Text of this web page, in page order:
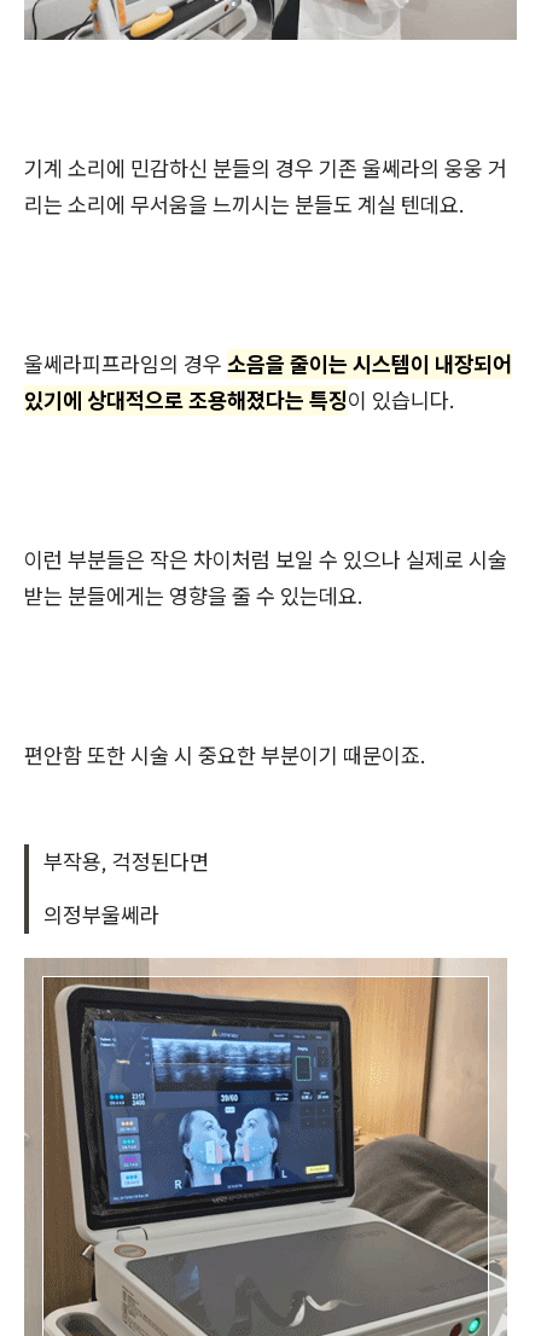
기계 소리에 민감하신 분들의 경우 기존 울쎄라의 웅웅 거
리는 소리에 무서움을 느끼시는 분들도 계실 텐데요.
울쎄라피프라임의 경우 소음을 줄이는 시스템이 내장되어
있기에 상대적으로 조용해졌다는 특징이 있습니다.
이런 부분들은 작은 차이처럼 보일 수 있으나 실제로 시술
받는 분들에게는 영향을 줄 수 있는데요.
편안함 또한 시술 시 중요한 부분이기 때문이죠.
부작용, 걱정된다면
의정부울쎄라